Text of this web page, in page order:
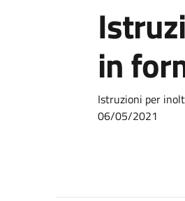
in
Istruzioni per
06/05/2021